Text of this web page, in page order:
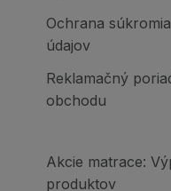
Ochrana
údajov
Reklamačný
obchodu
Akcie matrace:
produktov